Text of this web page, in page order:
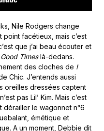
Nile Rodgers change
facétieux, mais c’est
que j’ai beau écouter et
Good Timeslà-dedans.
des cloches de I
Chic. J’entends aussi
oreilles dressées captent
pas Lil’ Kim. Mais c’est
le wagonnet n°6
émétique et
A un moment, Debbie dit